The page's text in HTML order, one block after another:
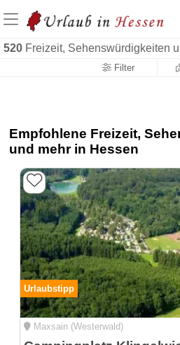
520 Freizeit, Sehenswürdigkeiten
Filter
Empfohlene Freizeit,
und mehr in Hessen
Urlaubstipp
Maxsain (Westerwald)